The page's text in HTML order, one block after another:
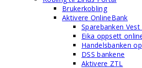
Brukerkobling
Aktivere OnlineBank
Sparebanken
Eika oppsett
Handelsbanken
DSS bankene
Aktivere ZTL